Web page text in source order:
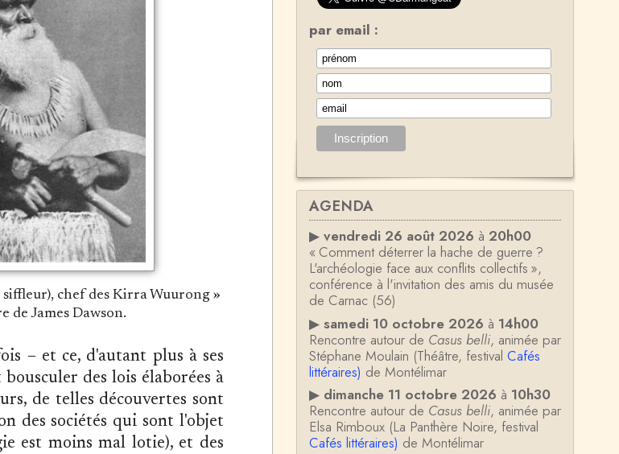
chef des Kirra Wuurong »
James Dawson.
– et ce, d'autant plus à ses
des lois élaborées à
de telles découvertes sont
des sociétés qui sont l'objet
est moins mal lotie), et des
par email :
AGENDA
▶ vendredi 26 août 2026 à 20h00
« Comment déterrer la hache de guerre ?
L'archéologie face aux conflits collectifs »,
conférence à l'invitation des amis du musée
de Carnac (56)
▶ samedi 10 octobre 2026 à 14h00
Rencontre autour de Casus belli, animée par
Stéphane Moulain (Théâtre, festival Cafés
littéraires) de Montélimar
▶ dimanche 11 octobre 2026 à 10h30
Rencontre autour de Casus belli, animée par
Elsa Rimboux (La Panthère Noire, festival
Cafés littéraires) de Montélimar